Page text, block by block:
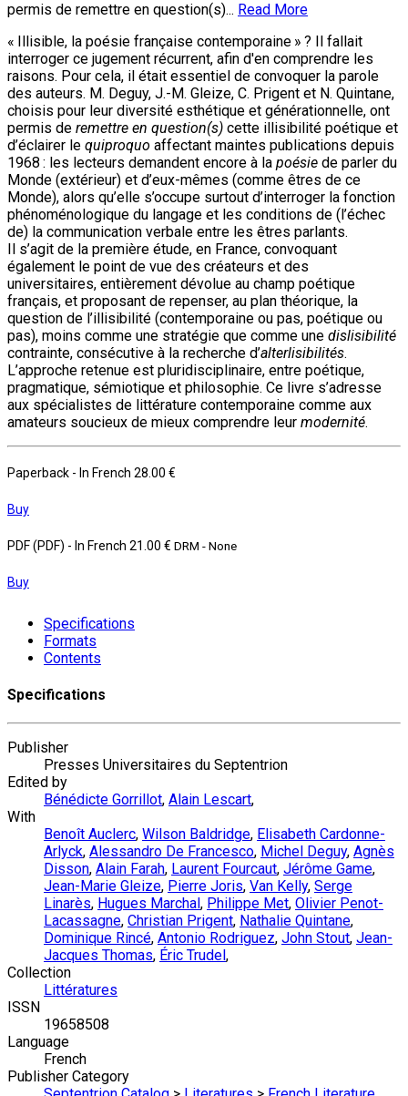
permis de remettre en question(s)... Read More
« Illisible, la poésie française contemporaine » ? Il fallait
interroger ce jugement récurrent, afin d'en comprendre les
raisons. Pour cela, il était essentiel de convoquer la parole
des auteurs. M. Deguy, J.-M. Gleize, C. Prigent et N. Quintane,
choisis pour leur diversité esthétique et générationnelle, ont
permis de remettre en question(s) cette illisibilité poétique et
d’éclairer le quiproquo affectant maintes publications depuis
1968 : les lecteurs demandent encore à la poésie de parler du
Monde (extérieur) et d’eux-mêmes (comme êtres de ce
Monde), alors qu’elle s’occupe surtout d’interroger la fonction
phénoménologique du langage et les conditions de (l’échec
de) la communication verbale entre les êtres parlants.
Il s’agit de la première étude, en France, convoquant
également le point de vue des créateurs et des
universitaires, entièrement dévolue au champ poétique
français, et proposant de repenser, au plan théorique, la
question de l’illisibilité (contemporaine ou pas, poétique ou
pas), moins comme une stratégie que comme une dislisibilité
contrainte, consécutive à la recherche d’alterlisibilités.
L’approche retenue est pluridisciplinaire, entre poétique,
pragmatique, sémiotique et philosophie. Ce livre s’adresse
aux spécialistes de littérature contemporaine comme aux
amateurs soucieux de mieux comprendre leur modernité.
Paperback - In French 28.00 €
Buy
PDF (PDF) - In French 21.00 € DRM - None
Buy
Specifications
Formats
Contents
Specifications
Publisher
Presses Universitaires du Septentrion
Edited by
Bénédicte Gorrillot, Alain Lescart,
With
Benoît Auclerc, Wilson Baldridge, Elisabeth Cardonne-
Arlyck, Alessandro De Francesco, Michel Deguy, Agnès
Disson, Alain Farah, Laurent Fourcaut, Jérôme Game,
Jean-Marie Gleize, Pierre Joris, Van Kelly, Serge
Linarès, Hugues Marchal , Philippe Met, Olivier Penot-
Lacassagne, Christian Prigent, Nathalie Quintane,
Dominique Rincé, Antonio Rodriguez, John Stout, Jean-
Jacques Thomas, Éric Trudel ,
Collection
Littératures
ISSN
19658508
Language
French
Publisher Category